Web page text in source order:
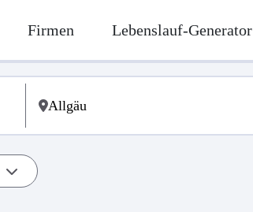
Firmen Lebenslauf-Generator